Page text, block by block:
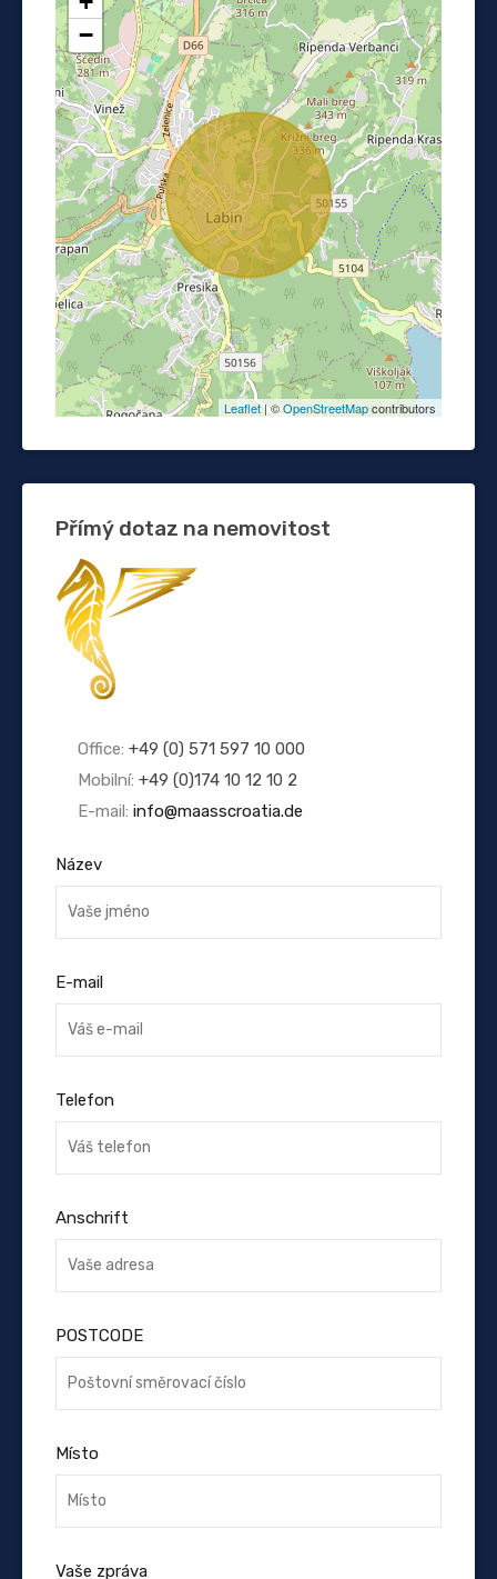
−
Leaflet| ©OpenStreetMapcontributors
Přímý dotaz na nemovitost
Office: +49 (0) 571 597 10 000
Mobilní: +49 (0)174 10 12 10 2
E-mail: info@maasscroatia.de
Název
E-mail
Telefon
Anschrift
POSTCODE
Místo
Vaše zpráva